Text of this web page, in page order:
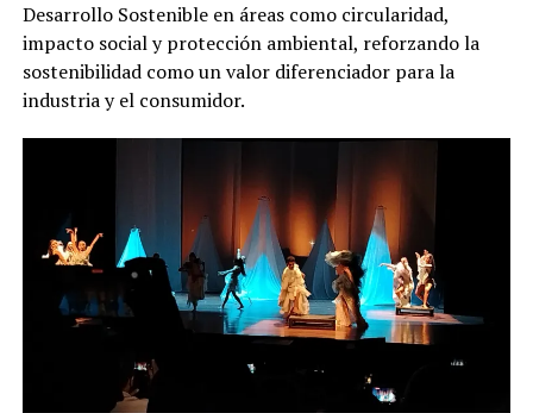
Desarrollo Sostenible en áreas como circularidad,
impacto social y protección ambiental, reforzando la
sostenibilidad como un valor diferenciador para la
industria y el consumidor.